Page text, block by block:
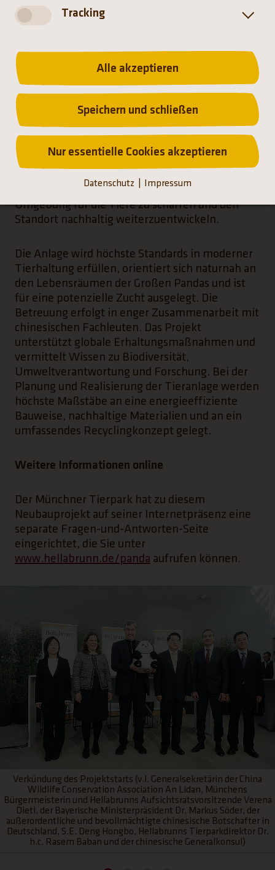
das entgegengebrachte Vertrauen und diese
einmalige Chance, damit unseren Platz bei der
nachhaltig zu sichern!“
Die neue Panda-Anlage entsteht im östlichen
Bereich des Tierparks und grenzt unmittelbar an
die asiatische Dschungelwelt an. Eine
Neustrukturierung dieses Zooareals ist bereits
seit 2016 im Rahmen der Geozone Asien Teil des
Hellabrunner Masterplans. Der bestehende
weitestmöglich integriert, um eine naturnahe
Umgebung für die Tiere zu schaffen und den
Standort nachhaltig weiterzuentwickeln.
Die Anlage wird höchste Standards in moderner
Tierhaltung erfüllen, orientiert sich naturnah an
den Lebensräumen der Großen Pandas und ist
für eine potenzielle Zucht ausgelegt. Die
Betreuung erfolgt in enger Zusammenarbeit mit
chinesischen Fachleuten. Das Projekt
unterstützt globale Erhaltungsmaßnahmen und
vermittelt Wissen zu Biodiversität,
Umweltverantwortung und Forschung. Bei der
Planung und Realisierung der Tieranlage werden
höchste Maßstäbe an eine energieeffiziente
Bauweise, nachhaltige Materialien und an ein
umfassendes Recyclingkonzept gelegt.
Weitere Informationen online
Der Münchner Tierpark hat zu diesem
Neubauprojekt auf seiner Internetpräsenz eine
separate Fragen-und-Antworten-Seite
eingerichtet, die Sie unter
www.hellabrunn.de/panda (Link öffnet einen
aufrufen können.
Verkündung des Projektstarts (v.l. Generalsekretärin der China
Wildlife Conservation Association An Lidan, Münchens
Bürgermeisterin und Hellabrunns Aufsichtsratsvorsitzende Verena
Dietl, der Bayerische Ministerpräsident Dr. Markus Söder, der
außerordentliche und bevollmächtigte chinesische Botschafter in
Deutschland, S.E. Deng Hongbo, Hellabrunns Tierparkdirektor Dr.
h.c. Rasem Baban und der chinesische Generalkonsul)
Tracking
Alle akzeptieren
Speichern und schließen
Nur essentielle Cookies akzeptieren
Datenschutz Impressum